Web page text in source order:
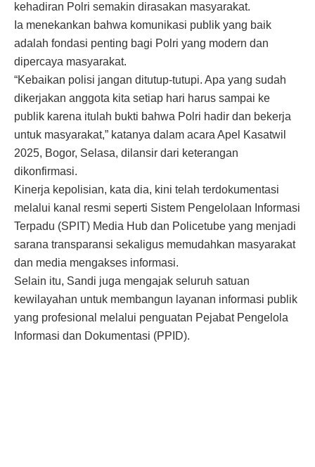
kehadiran Polri semakin dirasakan masyarakat.
Ia menekankan bahwa komunikasi publik yang baik
adalah fondasi penting bagi Polri yang modern dan
dipercaya masyarakat.
“Kebaikan polisi jangan ditutup-tutupi. Apa yang sudah
dikerjakan anggota kita setiap hari harus sampai ke
publik karena itulah bukti bahwa Polri hadir dan bekerja
untuk masyarakat,” katanya dalam acara Apel Kasatwil
2025, Bogor, Selasa, dilansir dari keterangan
dikonfirmasi.
Kinerja kepolisian, kata dia, kini telah terdokumentasi
melalui kanal resmi seperti Sistem Pengelolaan Informasi
Terpadu (SPIT) Media Hub dan Policetube yang menjadi
sarana transparansi sekaligus memudahkan masyarakat
dan media mengakses informasi.
Selain itu, Sandi juga mengajak seluruh satuan
kewilayahan untuk membangun layanan informasi publik
yang profesional melalui penguatan Pejabat Pengelola
Informasi dan Dokumentasi (PPID).